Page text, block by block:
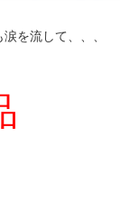
を流して、、、